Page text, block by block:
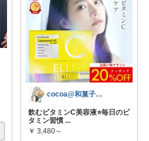
cocoa@和菓子大好き
飲むビタミンC美容液⭐️毎日のビ
タミン習慣 ...
￥ 3,480～